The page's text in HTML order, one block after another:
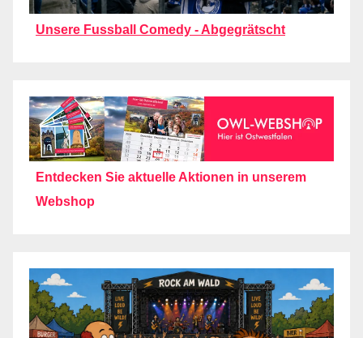
Unsere Fussball Comedy - Abgegrätscht
Entdecken Sie aktuelle Aktionen in unserem
Webshop